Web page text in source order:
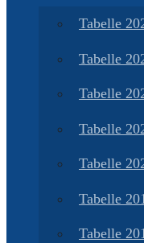
Tabelle
Tabelle
Tabelle
Tabelle
Tabelle
Tabelle
Tabelle